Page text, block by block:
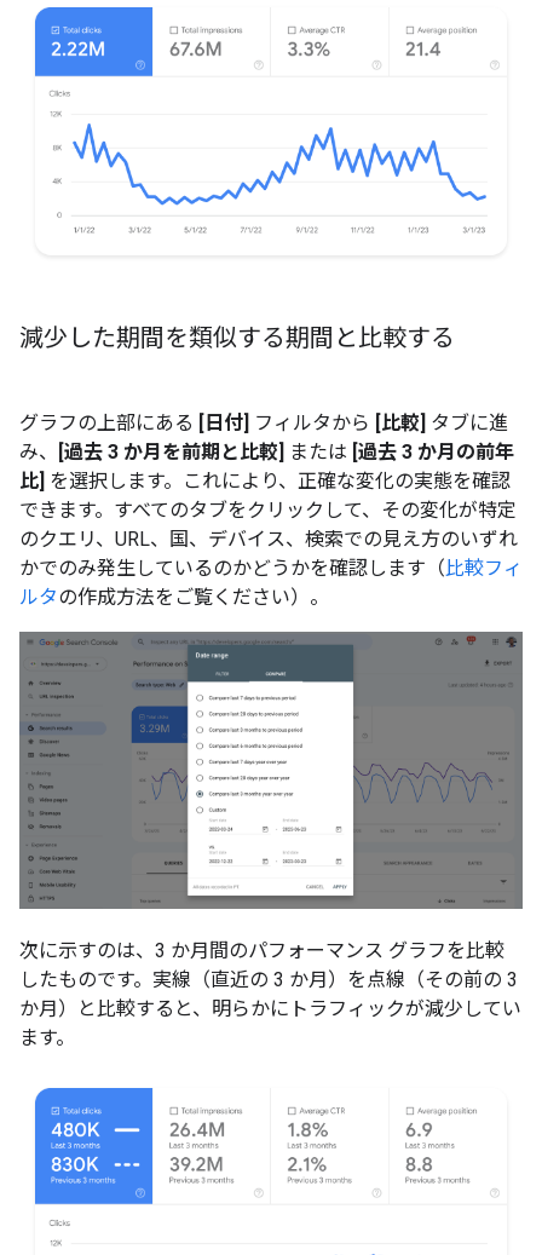
減少した期間を類似する期間と比較する
グラフの上部にある [日付] フィルタから [比較] タブに進
み、
[過去 3 か月を前期と比較] または [過去 3 か月の前年
比] を選択します。これにより、正確な変化の実態を確認
できます。すべてのタブをクリックして、その変化が特定
のクエリ、URL、国、デバイス、検索での見え方のいずれ
かでのみ発生しているのかどうかを確認します（ 比較フィ
ルタの作成方法をご覧ください）。
次に示すのは、3 か月間のパフォーマンス グラフを比較
したものです。実線（直近の 3 か月）を点線（その前の 3
か月）と比較すると、明らかにトラフィックが減少してい
ます。